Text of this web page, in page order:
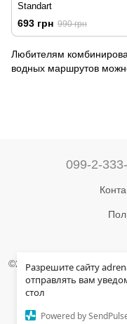
Разрешите сайту
отправлять вам
стол
Powered by
Standart
693 грн 990 грн
Любителям
водных маршрутов
099-2-
©2004-2024 Адреналин
товаров